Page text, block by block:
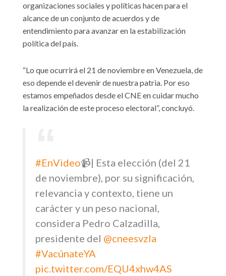
organizaciones sociales y políticas hacen para el
alcance de un conjunto de acuerdos y de
entendimiento para avanzar en la estabilización
política del país.
“Lo que ocurrirá el 21 de noviembre en Venezuela, de
eso depende el devenir de nuestra patria. Por eso
estamos empeñados desde el CNE en cuidar mucho
la realización de este proceso electoral”, concluyó.
#EnVideo📹| Esta elección (del 21
de noviembre), por su significación,
relevancia y contexto, tiene un
carácter y un peso nacional,
considera Pedro Calzadilla,
presidente del @cneesvzla
#VacúnateYA
pic.twitter.com/EQU4xhw4AS